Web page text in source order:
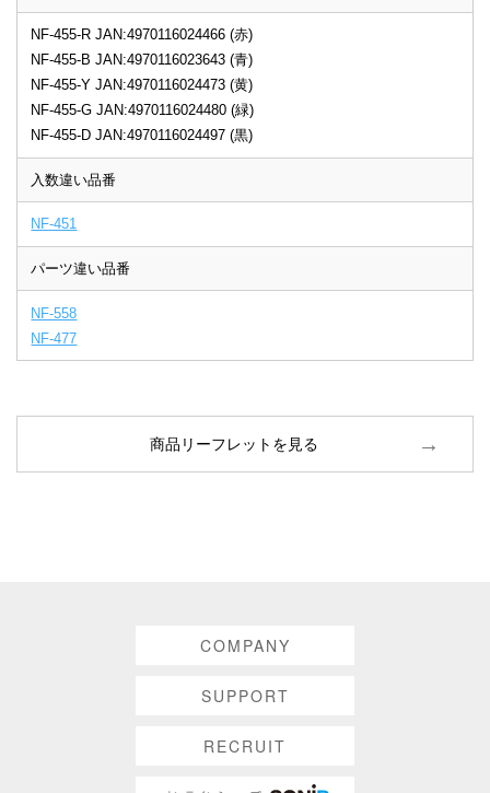
NF-455-R JAN:4970116024466 (赤)
NF-455-B JAN:4970116023643 (青)
NF-455-Y JAN:4970116024473 (黄)
NF-455-G JAN:4970116024480 (緑)
NF-455-D JAN:4970116024497 (黒)
入数違い品番
NF-451
パーツ違い品番
NF-558
NF-477
商品リーフレットを見る
COMPANY
SUPPORT
RECRUIT